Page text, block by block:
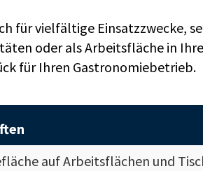
für vielfältige Einsatzzwecke,
oder als Arbeitsfläche in
für Ihren Gastronomiebetrieb.
auf Arbeitsflächen und